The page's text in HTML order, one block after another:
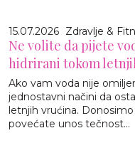
15.07.2026 Zdravlje &
Ne volite da pijete
hidrirani tokom
Ako vam voda nije
jednostavni načini da
letnjih vrućina.
povećate unos tečnost...